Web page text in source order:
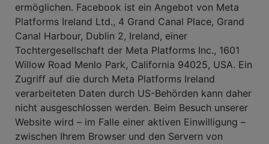
ermöglichen. Facebook ist ein Angebot von Meta
Platforms Ireland Ltd., 4 Grand Canal Place, Grand
Canal Harbour, Dublin 2, Ireland, einer
Tochtergesellschaft der Meta Platforms Inc., 1601
Willow Road Menlo Park, California 94025, USA. Ein
Zugriff auf die durch Meta Platforms Ireland
verarbeiteten Daten durch US-Behörden kann daher
nicht ausgeschlossen werden. Beim Besuch unserer
Website wird – im Falle einer aktiven Einwilligung –
zwischen Ihrem Browser und den Servern von